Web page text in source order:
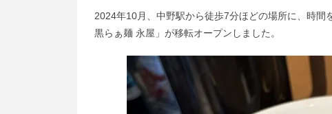
2024年10月、中野駅から徒歩7分ほどの場所に、時
黒らぁ麺 永屋」が移転オープンしました。